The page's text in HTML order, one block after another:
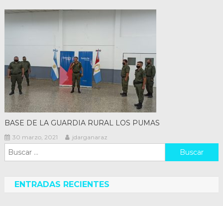
BASE DE LA GUARDIA RURAL LOS PUMAS
30 marzo, 2021 jdarganaraz
Buscar:
ENTRADAS RECIENTES